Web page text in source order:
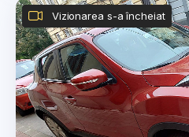
Vizionarea s-a încheiat